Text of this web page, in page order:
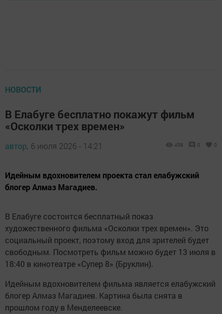
НОВОСТИ
В Елабуге бесплатно покажут фильм
«Осколки трех времен»
автор, 6 июля 2026 - 14:21 458 0 0
Идейным вдохновителем проекта стал елабужский
блогер Алмаз Магадиев.
В Елабуге состоится бесплатный показ
художественного фильма «Осколки трех времен». Это
социальный проект, поэтому вход для зрителей будет
свободным. Посмотреть фильм можно будет 13 июля в
18:40 в кинотеатре «Супер 8» (Бруклин).
Идейным вдохновителем фильма является елабужский
блогер Алмаз Магадиев. Картина была снята в
прошлом году в Менделеевске.